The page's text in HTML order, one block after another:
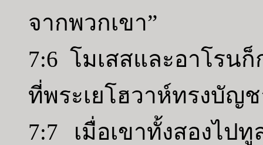
จากพวกเขา”
7:6 โมเสสและอาโรน
ที่พระเยโฮวาห์ทรงบัญช
7:7 เมื่อเขาทั้งสองไป